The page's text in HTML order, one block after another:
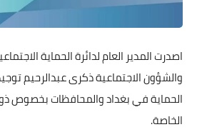
اصدرت المدير العام لدائرة الحماية
والشؤون الاجتماعية ذكرى عبدالرحيم
الحماية في بغداد والمحافظات بخصوص
الخاصة.